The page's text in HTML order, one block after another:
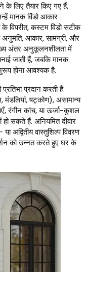
के लिए तैयार किए गए हैं,
मानक विंडो आकार
के विपरीत, कस्टम विंडो सटीक
अनुमति, आकार, सामग्री, और
अंतर अनुकूलनशीलता में
जाती हैं, जबकि मानक
होना आवश्यक है.
प्रदान करती हैं.
षट्कोण), असामान्य
रंगीन कांच, या ऊर्जा-कुशल
सकते हैं. अनियमित दीवार
अद्वितीय वास्तुशिल्प विवरण
को उन्नत करते हुए घर के